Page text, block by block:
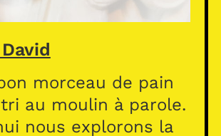
morceau de pain
au moulin à parole.
nous explorons la